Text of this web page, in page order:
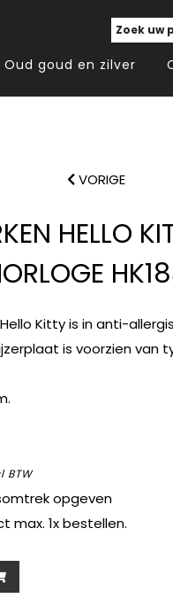
Oud goud en zilver
VORIGE
HELLO
Kitty is in anti-
is voorzien van
BTW
opgeven
max. 1x bestellen.